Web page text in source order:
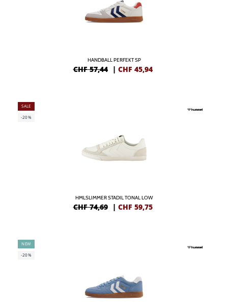
HANDBALL PERFEKT SP
CHF 57,44 | CHF 45,94
SALE
-20%
HMLSLIMMER STADIL TONAL LOW
CHF 74,69 | CHF 59,75
NEW
-20%